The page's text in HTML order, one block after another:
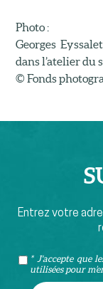
Photo :
Georges
dans l’atelier du
© Fonds
Entrez votre
* J'accepte que
utilisées pour